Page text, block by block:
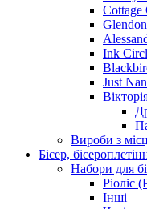
Cottage
Ink
Just Nan
Вироби з
Бісер,
Набори для
Ріоліс
Інші